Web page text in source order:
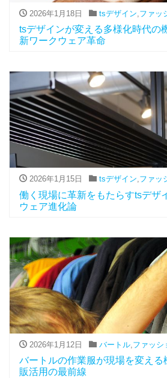
2026年1月18日 tsデザイン ファッ
tsデザインが変える多様化時代の
新ワークウェア革命
2026年1月15日 tsデザイン,ファッ
働く現場に革新をもたらすtsデザ
ウェア進化論
2026年1月12日 バートル, ファッシ
バートルの作業服が現場を変える
販活用の最前線